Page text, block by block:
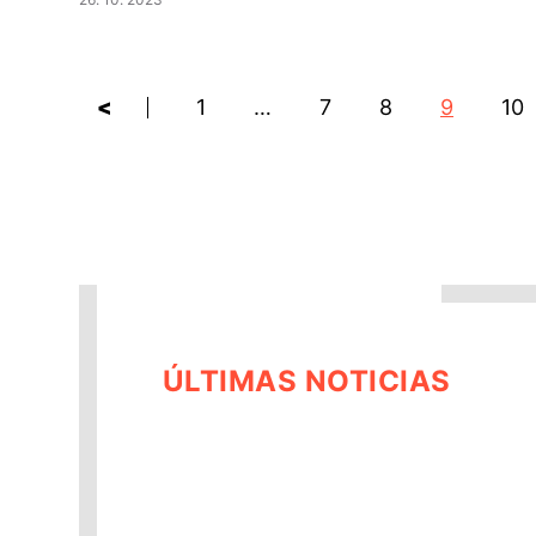
< 1 … 7 8 9 10
ÚLTIMAS NOTICIAS